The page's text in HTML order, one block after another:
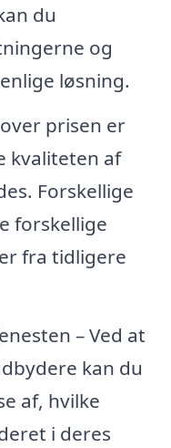
du
og
løsning.
prisen er
kvaliteten af
Forskellige
forskellige
fra tidligere
– Ved at
kan du
af, hvilke
i deres